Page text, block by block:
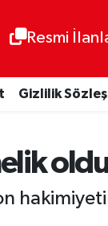
Resmi
Gizlilik